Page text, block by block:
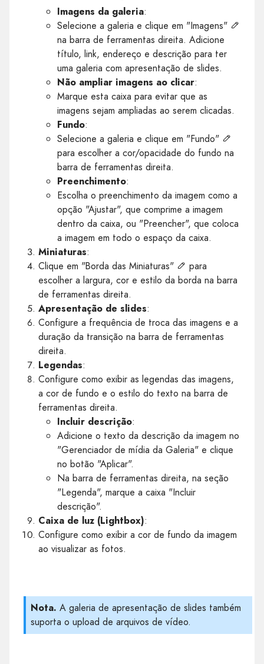
Imagens da galeria:
Selecione a galeria e clique em "Imagens"
na barra de ferramentas direita. Adicione
título, link, endereço e descrição para ter
uma galeria com apresentação de slides.
Não ampliar imagens ao clicar:
Marque esta caixa para evitar que as
imagens sejam ampliadas ao serem clicadas.
Fundo:
Selecione a galeria e clique em "Fundo"
para escolher a cor/opacidade do fundo na
barra de ferramentas direita.
Preenchimento:
Escolha o preenchimento da imagem como a
opção "Ajustar", que comprime a imagem
dentro da caixa, ou "Preencher", que coloca
a imagem em todo o espaço da caixa.
Miniaturas:
Clique em "Borda das Miniaturas"
para
escolher a largura, cor e estilo da borda na barra
de ferramentas direita.
Apresentação de slides:
Configure a frequência de troca das imagens e a
duração da transição na barra de ferramentas
direita.
Legendas:
Configure como exibir as legendas das imagens,
a cor de fundo e o estilo do texto na barra de
ferramentas direita.
Incluir descrição:
Adicione o texto da descrição da imagem no
"Gerenciador de mídia da Galeria" e clique
no botão "Aplicar".
Na barra de ferramentas direita, na seção
"Legenda", marque a caixa "Incluir
descrição".
Caixa de luz (Lightbox):
Configure como exibir a cor de fundo da imagem
ao visualizar as fotos.
Nota. A galeria de apresentação de slides também
suporta o upload de arquivos de vídeo.